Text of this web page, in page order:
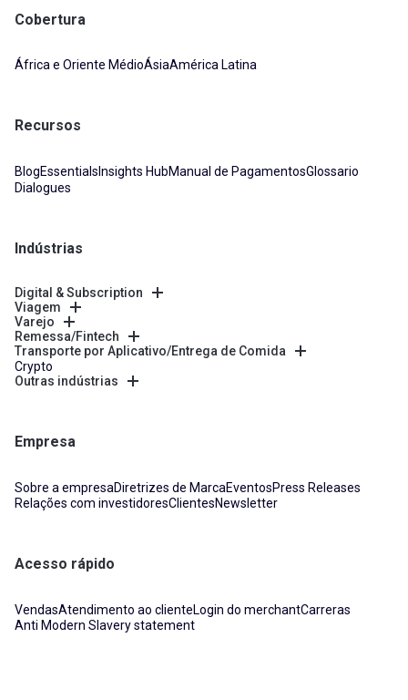
Cobertura
África e Oriente MédioÁsiaAmérica Latina
Recursos
BlogEssentials Insights HubManual de PagamentosGlossario
Dialogues
Indústrias
Digital & Subscription
Viagem
Varejo
Remessa/Fintech
Transporte por Aplicativo/Entrega de Comida
Crypto
Outras indústrias
Empresa
Sobre a empresaDiretrizes de MarcaEventosPress Releases
Relações com investidoresClientesNewsletter
Acesso rápido
VendasAtendimento ao clienteLogin do merchantCarreras
Anti Modern Slavery statement